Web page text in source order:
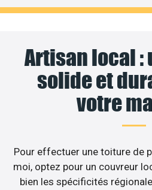
Artisan local :
solide et
votre
Pour effectuer une toiture de
moi, optez pour un couvreur
bien les spécificités